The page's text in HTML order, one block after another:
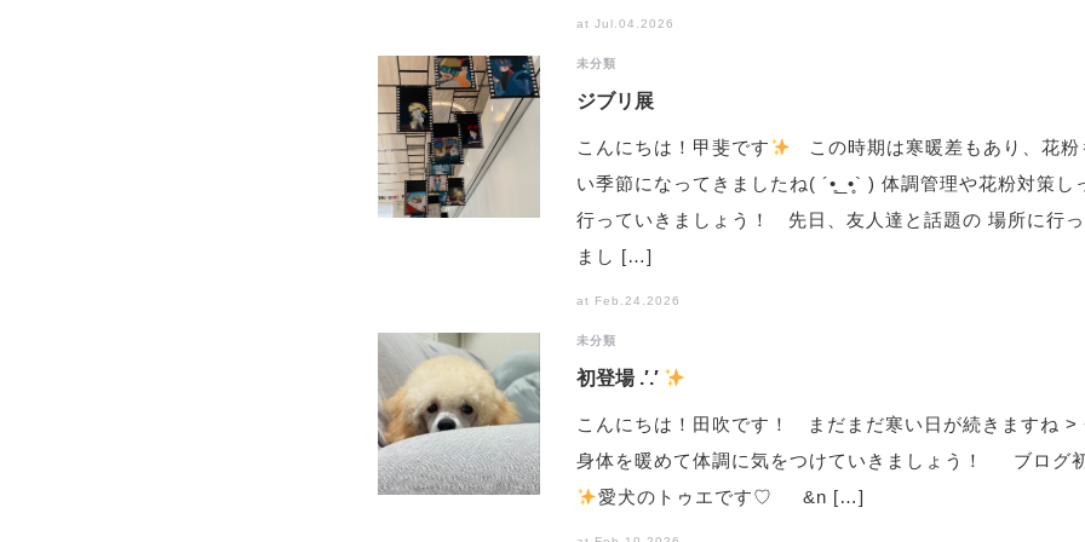
at Jul.04.2026
未分類
ジブリ展
こんにちは！甲斐です
この時期は寒暖差もあり、花粉
い季節になってきましたね( ´•̥_•̥` ) 体調管理や花粉対策し
行っていきましょう！ 先日、友人達と話題の 場所に行っ
まし […]
at Feb.24.2026
未分類
初登場 .′.′
こんにちは！田吹です！ まだまだ寒い日が続きますね >
身体を暖めて体調に気をつけていきましょう！ ブログ
️愛犬のトゥエです♡ &n […]